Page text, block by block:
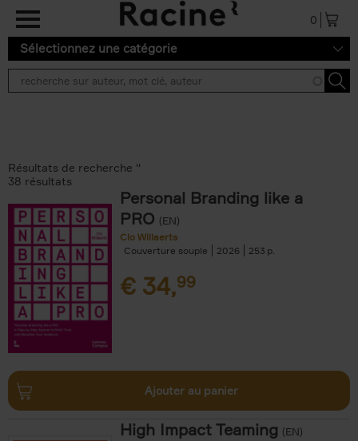
Aller au contenu principal
0
Sélectionnez une catégorie
Résultats de recherche ''
38 résultats
Personal Branding like a
PRO (EN)
Clo Willaerts
Couverture souple
2026 253
€ 34,99
Ajouter au panier
High Impact Teaming (EN)